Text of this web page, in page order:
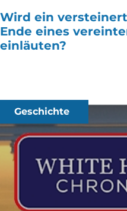
Wird ein
Ende eines
einläuten?
Geschichte